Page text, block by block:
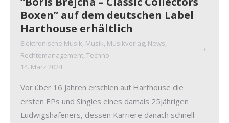
Boxen” auf dem deutschen Label
Harthouse erhältlich
Elektronische Musik, Musik, Musikverlag, News,
Rechtemanagement, Techno
14. März 2024
Vor über 16 Jahren erschien auf Harthouse die
ersten EPs und Singles eines damals 25jährigen
Ludwigshafeners, dessen Karriere danach schnell